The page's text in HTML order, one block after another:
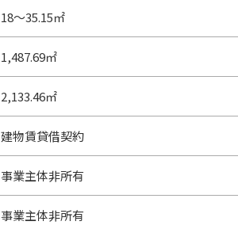
18～35.15㎡
1,487.69㎡
2,133.46㎡
建物賃貸借契約
事業主体非所有
事業主体非所有